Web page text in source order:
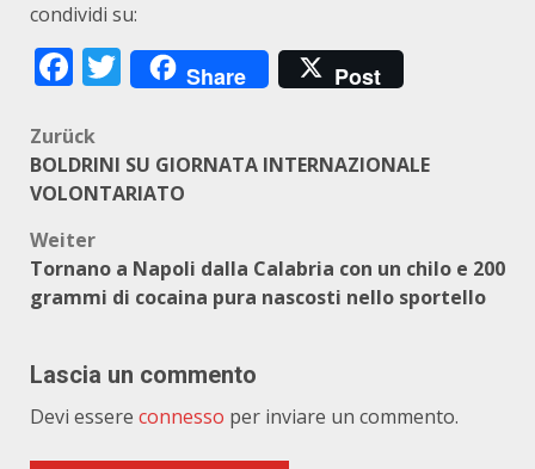
condividi su:
Facebook
Twitter
Share Post
Beitragsnavigation
Zurück
BOLDRINI SU GIORNATA INTERNAZIONALE
VOLONTARIATO
Weiter
Tornano a Napoli dalla Calabria con un chilo e 200
grammi di cocaina pura nascosti nello sportello
Lascia un commento
Devi essere connesso per inviare un commento.